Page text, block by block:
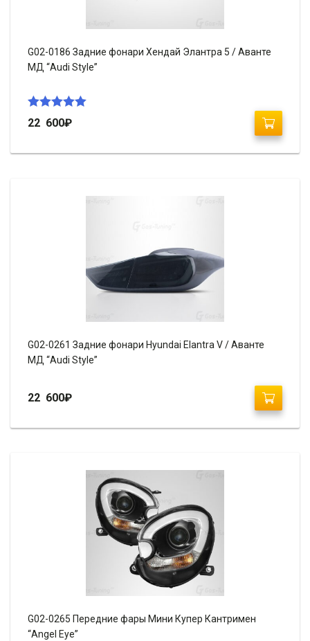
G02-0186 Задние фонари Хендай Элантра 5 / Аванте
МД “Audi Style”
Оценка5.00
22 600₽
G02-0261 Задние фонари Hyundai Elantra V / Аванте
МД “Audi Style”
22 600₽
G02-0265 Передние фары Мини Купер Кантримен
“Angel Eye”